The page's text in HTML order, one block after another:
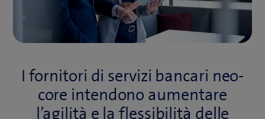
I fornitori di servizi bancari neo-
core intendono aumentare
l’agilità e la flessibilità delle